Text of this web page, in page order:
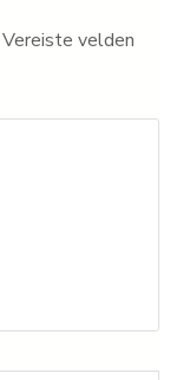
Vereiste velden